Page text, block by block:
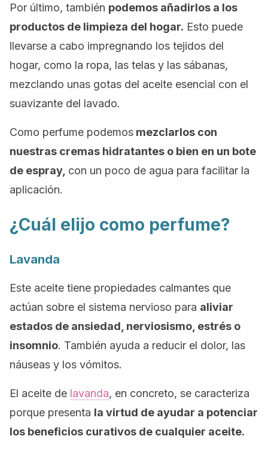
Por último, también podemos añadirlos a los
productos de limpieza del hogar. Esto puede
llevarse a cabo impregnando los tejidos del
hogar, como la ropa, las telas y las sábanas,
mezclando unas gotas del aceite esencial con el
suavizante del lavado.
Como perfume podemos mezclarlos con
nuestras cremas hidratantes o bien en un bote
de espray, con un poco de agua para facilitar la
aplicación.
¿Cuál elijo como perfume?
Lavanda
Este aceite tiene propiedades calmantes que
actúan sobre el sistema nervioso para aliviar
estados de ansiedad, nerviosismo, estrés o
insomnio. También ayuda a reducir el dolor, las
náuseas y los vómitos.
El aceite de lavanda, en concreto, se caracteriza
porque presenta la virtud de ayudar a potenciar
los beneficios curativos de cualquier aceite.